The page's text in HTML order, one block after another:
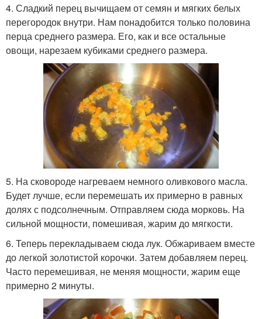
4. Сладкий перец вычищаем от семян и мягких белых
перегородок внутри. Нам понадобится только половина
перца среднего размера. Его, как и все остальные
овощи, нарезаем кубиками среднего размера.
5. На сковороде нагреваем немного оливкового масла.
Будет лучше, если перемешать их примерно в равных
долях с подсолнечным. Отправляем сюда морковь. На
сильной мощности, помешивая, жарим до мягкости.
6. Теперь перекладываем сюда лук. Обжариваем вместе
до легкой золотистой корочки. Затем добавляем перец.
Часто перемешивая, не меняя мощности, жарим еще
примерно 2 минуты.